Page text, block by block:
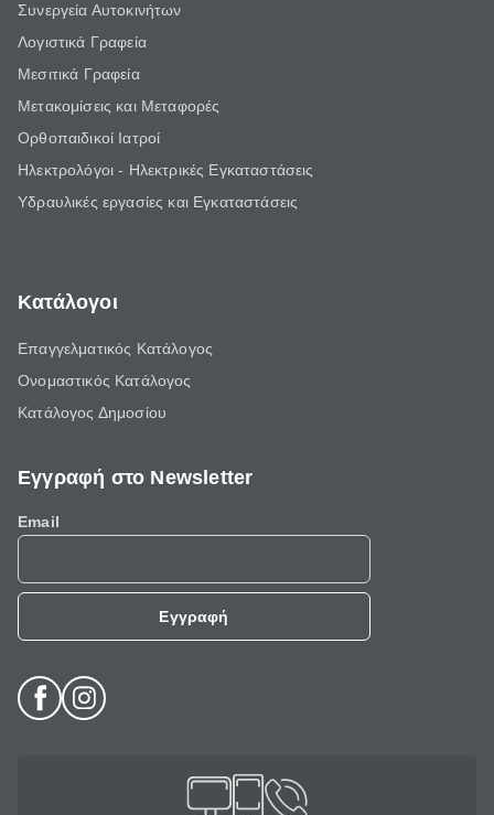
Συνεργεία Αυτοκινήτων
Λογιστικά Γραφεία
Μεσιτικά Γραφεία
Μετακομίσεις και Μεταφορές
Ορθοπαιδικοί Ιατροί
Ηλεκτρολόγοι - Ηλεκτρικές Εγκαταστάσεις
Υδραυλικές εργασίες και Εγκαταστάσεις
Κατάλογοι
Επαγγελματικός Κατάλογος
Ονομαστικός Κατάλογος
Κατάλογος Δημοσίου
Εγγραφή στο Newsletter
Email
Εγγραφή